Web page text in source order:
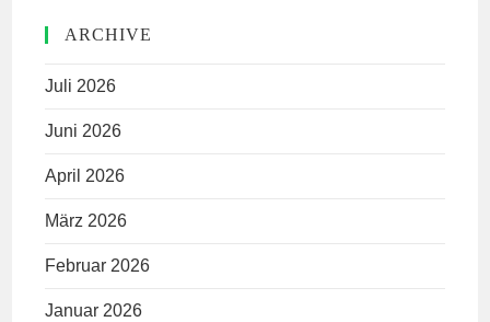
ARCHIVE
Juli 2026
Juni 2026
April 2026
März 2026
Februar 2026
Januar 2026